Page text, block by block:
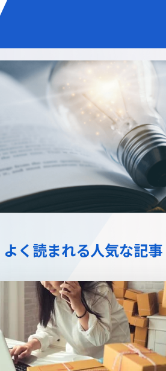
サービス
BtoC向けECサイト構
W2Commerce
Unified
拡張プラグイ
よく読まれる人気な記事